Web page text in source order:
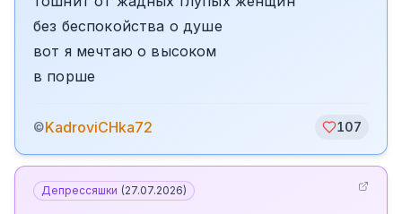
без беспокойства о душе
вот я мечтаю о высоком
в порше
©KadroviCHka72 107
Депрессяшки (27.07.2026)